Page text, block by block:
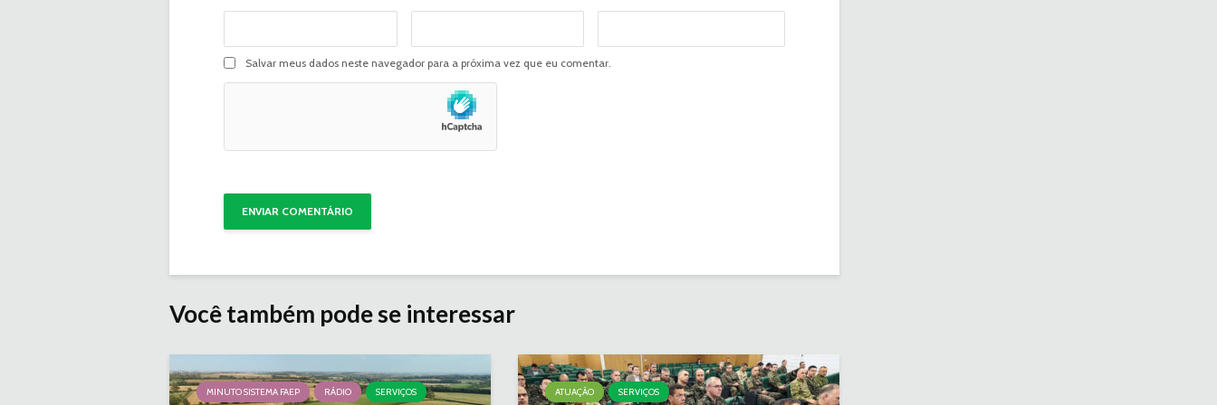
Salvar meus dados neste navegador para a próxima vez que eu comentar.
Você também pode se interessar
MINUTO SISTEMA FAEP RÁDIO SERVIÇOS ATUAÇÃO SERVIÇOS